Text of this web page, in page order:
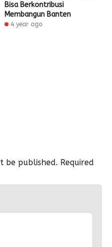
Bisa Berkontribusi
Membangun Banten
4 year ago
be published. Required